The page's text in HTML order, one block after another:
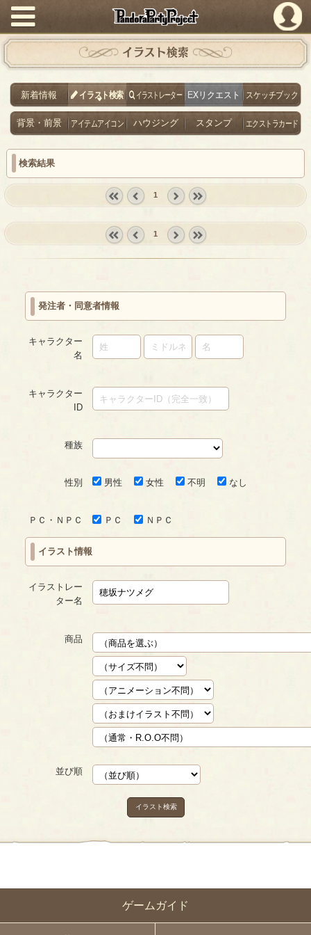
PandoraPartyProject
ゲームガイド
イラスト検索
新着情報 イラスト検索 イラストレーター EXリクエスト スケッチブック
背景・前景 アイテムアイコン ハウジング スタンプ エクストラカード
検索結果
prev
1
1
発注者・同意者情報
キャラクター
名
キャラクター
ID
種族
性別 男性 女性 不明 なし
ＰＣ・ＮＰＣ ＰＣ ＮＰＣ
イラスト情報
イラストレー
ター名
商品
並び順
イラスト検索